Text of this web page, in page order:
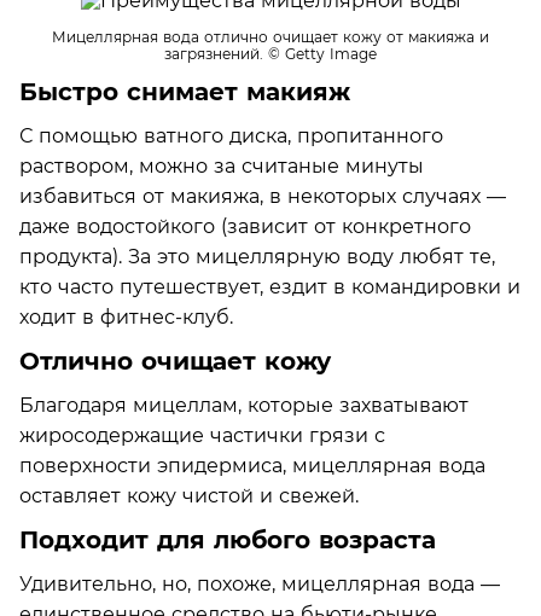
Мицеллярная вода отлично очищает кожу от макияжа и
загрязнений. © Getty Image
Быстро снимает макияж
С помощью ватного диска, пропитанного
раствором, можно за считаные минуты
избавиться от макияжа, в некоторых случаях —
даже водостойкого (зависит от конкретного
продукта). За это мицеллярную воду любят те,
кто часто путешествует, ездит в командировки и
ходит в фитнес-клуб.
Отлично очищает кожу
Благодаря мицеллам, которые захватывают
жиросодержащие частички грязи с
поверхности эпидермиса, мицеллярная вода
оставляет кожу чистой и свежей.
Подходит для любого возраста
Удивительно, но, похоже, мицеллярная вода —